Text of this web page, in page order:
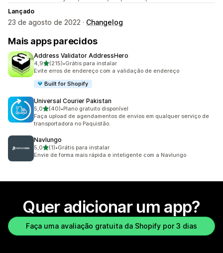
Lançado
23 de agosto de 2022 · Changelog
Mais apps parecidos
Address Validator AddressHero
4,9de 5 estrelas
(215)
215 avaliações ao todo
•Grátis para instalar
Evite erros de endereço com a validação de endereço
Built for Shopify
Universal Courier Pakistan
5,0de 5 estrelas
(40)
40 avaliações ao todo
•Plano gratuito disponível
Faça upload de agendamentos de envios em qualquer serviço de
transportadora no Paquistão.
Navlungo
5,0de 5 estrelas
(1)
1 avaliações ao todo
•Grátis para instalar
Envie de forma mais rápida e inteligente com a Navlungo
Quer adicionar um app?
Faça uma avaliação gratuita da Shopify por 3 dias